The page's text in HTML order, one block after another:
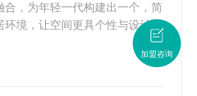
合，为年轻一代构建出一个，简
境，让空间更具个性与设计...
加盟咨询